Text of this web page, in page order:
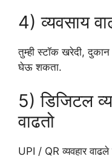
4) व्यवसाय
तुम्ही स्टॉक खरेदी, दुकान
घेऊ शकता.
5) डिजिटल
वाढतो
UPI / QR व्यवहार